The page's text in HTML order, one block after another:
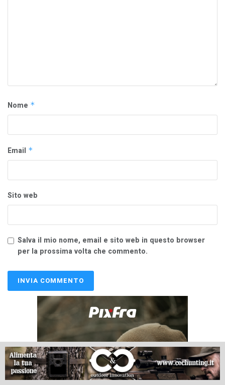
Nome *
Email *
Sito web
Salva il mio nome, email e sito web in questo browser
per la prossima volta che commento.